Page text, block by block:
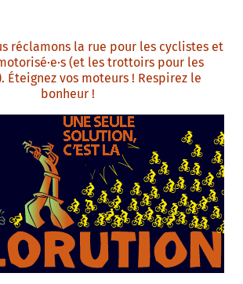
réclamons la rue pour les cyclistes et
(et les trottoirs pour les
Éteignez vos moteurs ! Respirez le
bonheur !